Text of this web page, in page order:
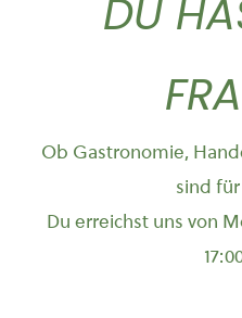
DU
Ob Gastronomie,
sind
Du erreichst uns von